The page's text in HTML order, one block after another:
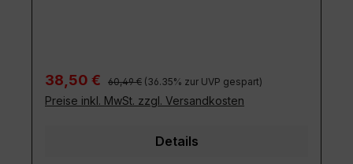
Verkaufspreis:
38,50 € Regulärer Preis:
60,49 € (36.35% zur UVP gespart)
Preise inkl. MwSt. zzgl. Versandkosten
Details